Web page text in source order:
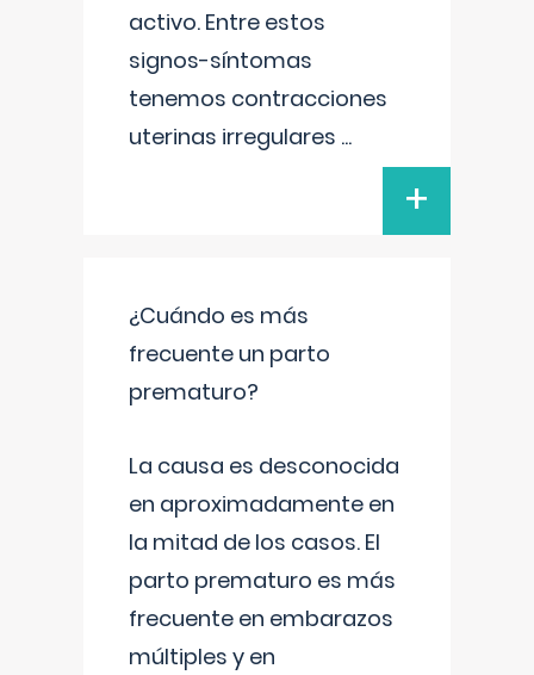
activo. Entre estos
signos-síntomas
tenemos contracciones
uterinas irregulares ...
+
¿Cuándo es más
frecuente un parto
prematuro?
La causa es desconocida
en aproximadamente en
la mitad de los casos. El
parto prematuro es más
frecuente en embarazos
múltiples y en